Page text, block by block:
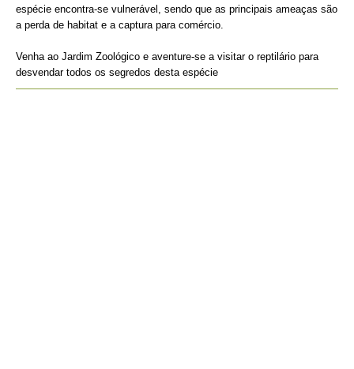
espécie encontra-se vulnerável, sendo que as principais ameaças são
a perda de habitat e a captura para comércio.
Venha ao Jardim Zoológico e aventure-se a visitar o reptilário para
desvendar todos os segredos desta espécie